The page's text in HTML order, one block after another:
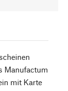
Manufactum
mit Karte